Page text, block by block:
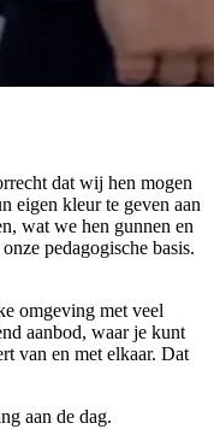
dat wij hen mogen
eigen kleur te geven aan
wat we hen gunnen en
pedagogische basis.
omgeving met veel
aanbod, waar je kunt
van en met elkaar. Dat
aan de dag.